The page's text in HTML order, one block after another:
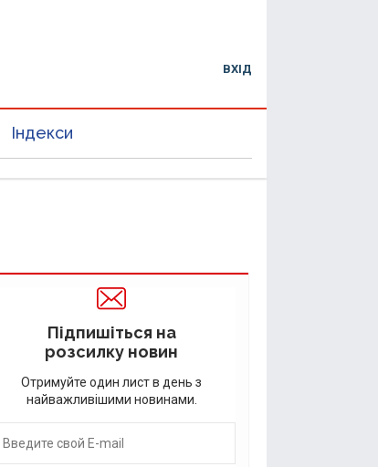
ВХІД
Індекси
Підпишіться на
розсилку новин
Отримуйте один лист в день з
найважливішими новинами.